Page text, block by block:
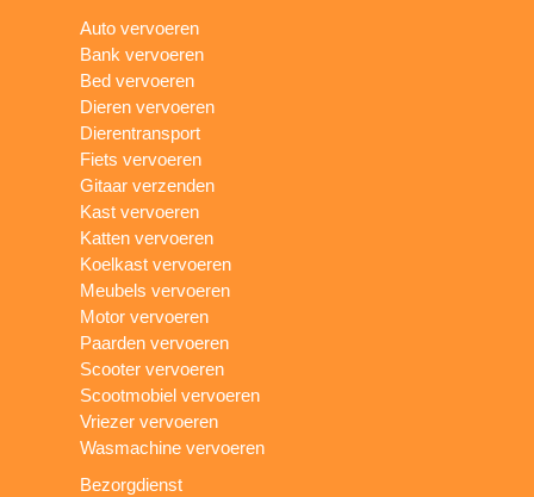
Auto vervoeren
Bank vervoeren
Bed vervoeren
Dieren vervoeren
Dierentransport
Fiets vervoeren
Gitaar verzenden
Kast vervoeren
Katten vervoeren
Koelkast vervoeren
Meubels vervoeren
Motor vervoeren
Paarden vervoeren
Scooter vervoeren
Scootmobiel vervoeren
Vriezer vervoeren
Wasmachine vervoeren
Bezorgdienst